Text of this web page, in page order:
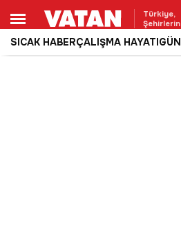
Türkiye,
SICAK HABERÇALIŞMA HAYATI